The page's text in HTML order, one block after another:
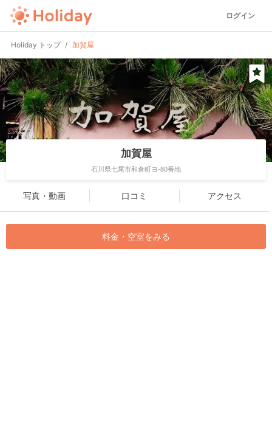
ログイン
Holiday トップ 加賀屋
加賀屋
石川県七尾市和倉町ヨ-80番地
写真・動画 口コミ アクセス
料金・空室をみる